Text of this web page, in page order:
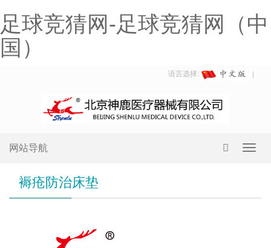
足球竞猜网-足球竞猜网（中
国）
语言选择:
网站导航
褥疮防治床垫